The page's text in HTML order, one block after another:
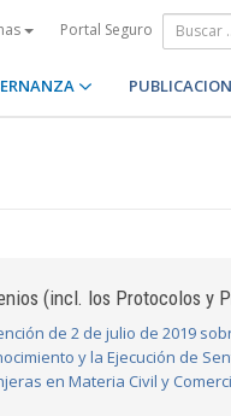
Portal Seguro
(incl. los Protocolos y
de 2 de julio de 2019
y la Ejecución de
en Materia Civil y